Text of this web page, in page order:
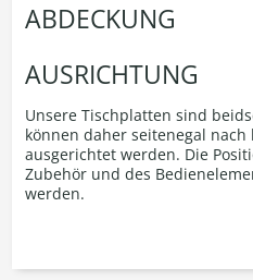
ABDECKUNG
AUSRICHTUNG
Unsere Tischplatten sind
können daher seitenegal nach
ausgerichtet werden. Die
Zubehör und des
werden.